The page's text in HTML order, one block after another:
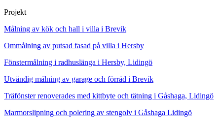
Projekt
Målning av kök och hall i villa i Brevik
Ommålning av putsad fasad på villa i Hersby
Fönstermålning i radhuslänga i Hersby, Lidingö
Utvändig målning av garage och förråd i Brevik
Träfönster renoverades med kittbyte och tätning i Gåshaga, Lidingö
Marmorslipning och polering av stengolv i Gåshaga Lidingö